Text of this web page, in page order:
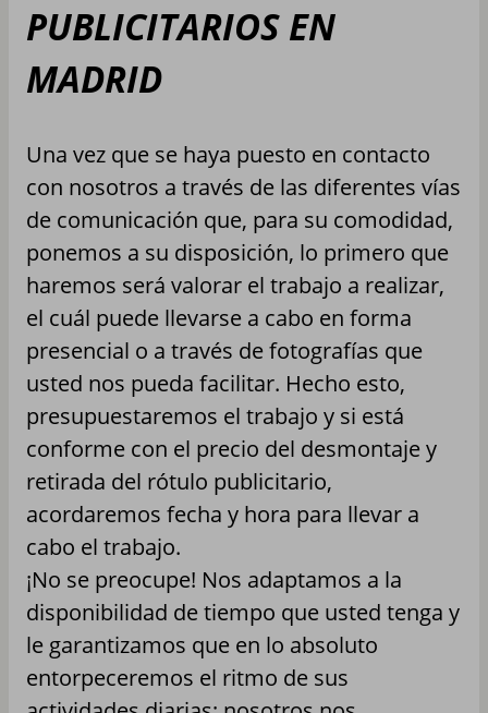
PUBLICITARIOS EN
MADRID
Una vez que se haya puesto en contacto
con nosotros a través de las diferentes vías
de comunicación que, para su comodidad,
ponemos a su disposición, lo primero que
haremos será valorar el trabajo a realizar,
el cuál puede llevarse a cabo en forma
presencial o a través de fotografías que
usted nos pueda facilitar. Hecho esto,
presupuestaremos el trabajo y si está
conforme con el precio del desmontaje y
retirada del rótulo publicitario,
acordaremos fecha y hora para llevar a
cabo el trabajo.
¡No se preocupe! Nos adaptamos a la
disponibilidad de tiempo que usted tenga y
le garantizamos que en lo absoluto
entorpeceremos el ritmo de sus